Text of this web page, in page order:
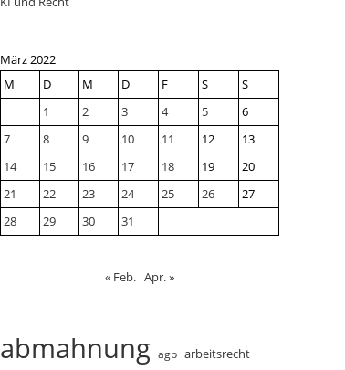
März 2022
M
D M D F S
S
1
2 3 4 5
6
7
8 9 10 11 12
13
14
15 16 17 18 19
20
21
22 23 24 25 26
27
28
29 30 31
« Feb. Apr. »
abmahnung agb arbeitsrecht